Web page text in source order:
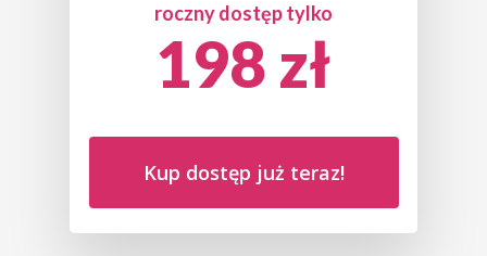
roczny dostęp tylko
198 zł
Kup dostęp już teraz!